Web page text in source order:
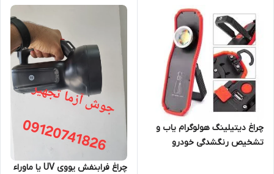
چراغ دیتیلینگ هولوگرام یاب و
تشخیص رنگشدگی خودرو
چراغ فرابنفش یووی UV یا ماوراء